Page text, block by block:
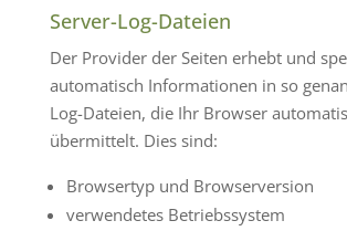
Server-Log-Dateien
Der Provider der Seiten erhebt und
automatisch Informationen in so
Log-Dateien, die Ihr Browser
übermittelt. Dies sind:
Browsertyp und Browserversion
verwendetes Betriebssystem